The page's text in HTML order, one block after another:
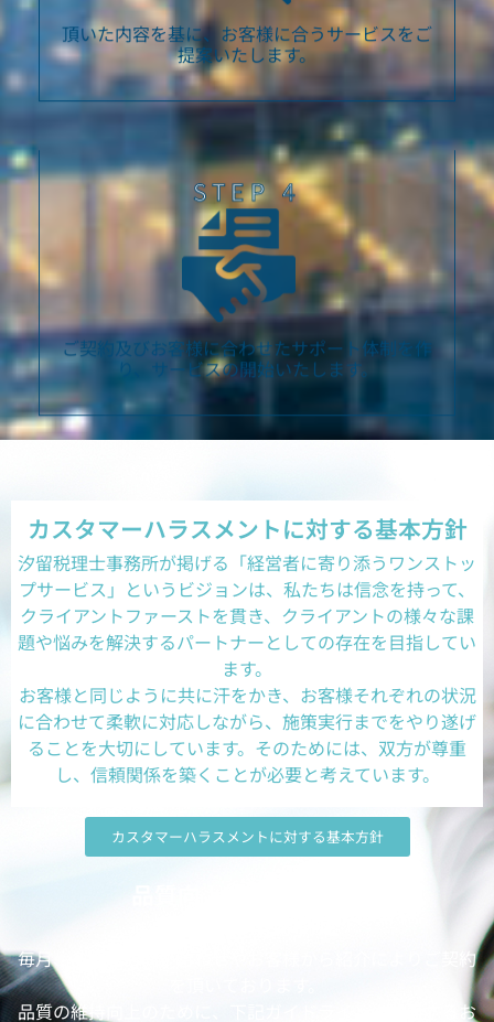
頂いた内容を基に、お客様に合うサービスをご
提案いたします。
STEP 4
ご契約及びお客様に合わせたサポート体制を作
り、サービスの開始いたします。
カスタマーハラスメントに対する基本方針
汐留税理士事務所が掲げる「経営者に寄り添うワンストッ
プサービス」というビジョンは、私たちは信念を持って、
クライアントファーストを貫き、クライアントの様々な課
題や悩みを解決するパートナーとしての存在を目指してい
ます。
お客様と同じように共に汗をかき、お客様それぞれの状況
に合わせて柔軟に対応しながら、施策実行までをやり遂げ
ることを大切にしています。そのためには、双方が尊重
し、信頼関係を築くことが必要と考えています。
カスタマーハラスメントに対する基本方針
毎月、多数のお問い合わせやお客様から紹介によりご契約
品質の維持向上のために、下記ガイドラインに該当するお